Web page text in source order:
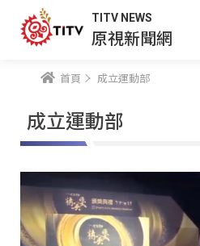
TITV NEWS
原視新聞網
首頁 成立運動部
成立運動部